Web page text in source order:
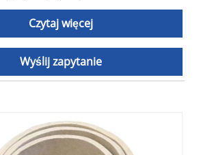
Czytaj więcej
Wyślij zapytanie